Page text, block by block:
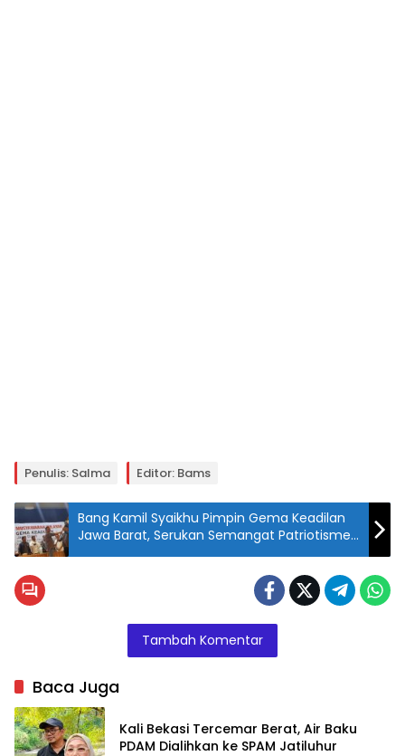
Penulis: Salma Editor: Bams
Bang Kamil Syaikhu Pimpin Gema Keadilan
Jawa Barat, Serukan Semangat Patriotisme
Anak Muda
Tambah Komentar
Baca Juga
Kali Bekasi Tercemar Berat, Air Baku
PDAM Dialihkan ke SPAM Jatiluhur